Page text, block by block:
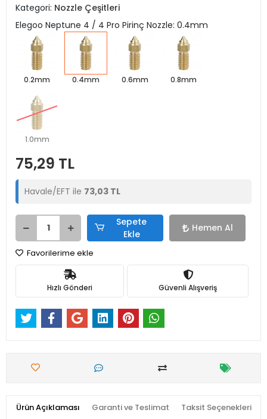
Kategori: Nozzle Çeşitleri
Elegoo Neptune 4 / 4 Pro Pirinç Nozzle: 0.4mm
0.2mm 0.4mm 0.6mm 0.8mm
1.0mm
75,29 TL
Havale/EFT ile 73,03 TL
Sepete
Ekle
Hemen Al
Favorilerime ekle
Hızlı Gönderi Güvenli Alışveriş
Ürün Açıklaması Garanti ve Teslimat Taksit Seçenekleri